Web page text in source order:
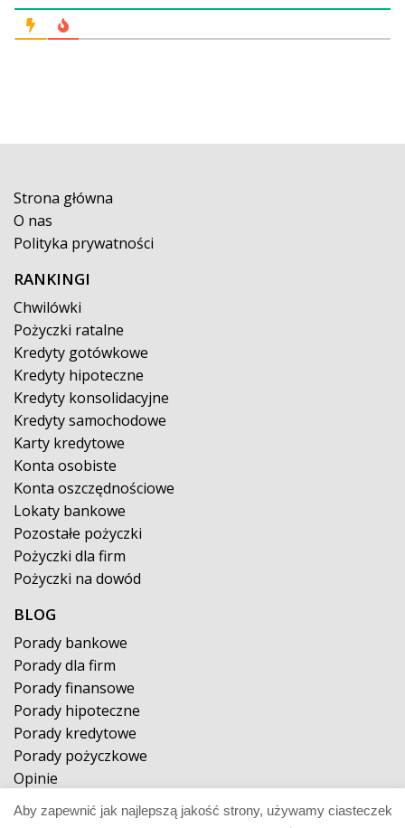
Strona główna
O nas
Polityka prywatności
RANKINGI
Chwilówki
Pożyczki ratalne
Kredyty gotówkowe
Kredyty hipoteczne
Kredyty konsolidacyjne
Kredyty samochodowe
Karty kredytowe
Konta osobiste
Konta oszczędnościowe
Lokaty bankowe
Pozostałe pożyczki
Pożyczki dla firm
Pożyczki na dowód
BLOG
Porady bankowe
Porady dla firm
Porady finansowe
Porady hipoteczne
Porady kredytowe
Porady pożyczkowe
Opinie
© 2026 pożyczkaposzukiwana.pl
Aby zapewnić jak najlepszą jakość strony, używamy ciasteczek